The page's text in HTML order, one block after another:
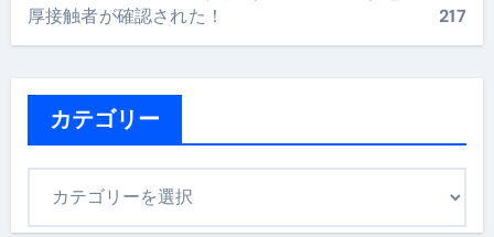
厚接触者が確認された！
217
カテゴリー